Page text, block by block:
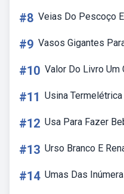
#8 Veias Do Pescoço
#9 Vasos Gigantes
#10 Valor Do Livro Um
#11 Usina
#12 Usa Para Fazer
#13 Urso Branco E
#14 Umas Das